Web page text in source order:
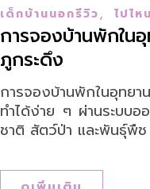
เด็กบ้านนอกรีวิว, ไปไห
การจองบ้านพักใน
ภูกระดึง
การจองบ้านพักในอุทยา
ทำได้ง่าย ๆ ผ่านระบบอ
ชาติ สัตว์ป่า และพันธุ์พืช